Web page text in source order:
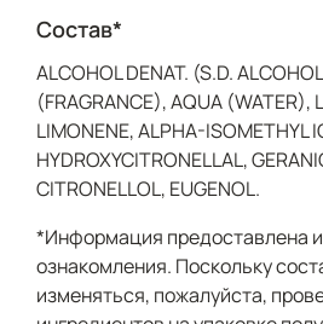
Состав*
ALCOHOL DENAT. (S.D.
(FRAGRANCE), AQUA (WATER),
LIMONENE, ALPHA-ISOMETHYL
HYDROXYCITRONELLAL,
CITRONELLOL, EUGENOL.
*Информация предоставлена
ознакомления. Поскольку
изменяться, пожалуйста,